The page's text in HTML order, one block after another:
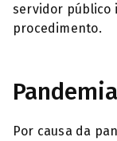
servidor público
procedimento.
Pandemia
Por causa da